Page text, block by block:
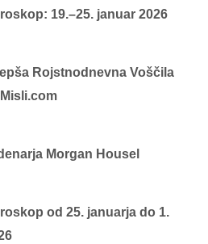
19.–25. januar 2026
Rojstnodnevna Voščila
Morgan Housel
od 25. januarja do 1.